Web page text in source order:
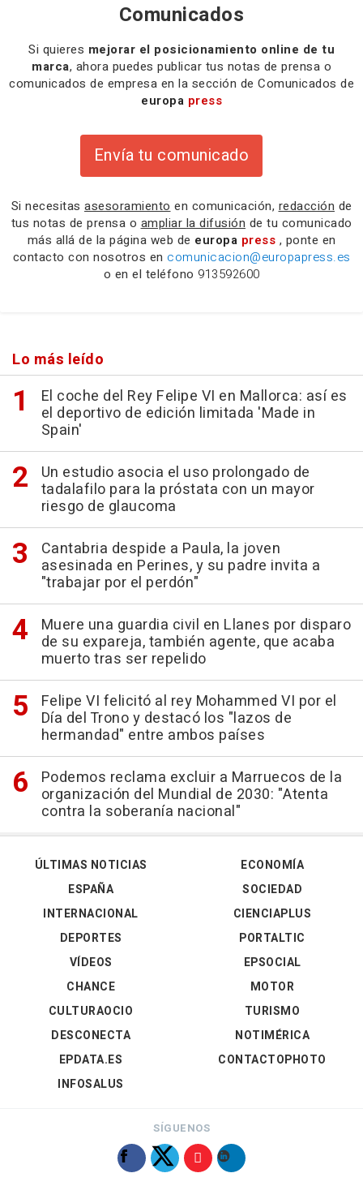
Comunicados
Si quieres mejorar el posicionamiento online de tu
marca, ahora puedes publicar tus notas de prensa o
comunicados de empresa en la sección de Comunicados de
europa press
Envía tu comunicado
Si necesitas asesoramiento en comunicación, redacción de
tus notas de prensa o ampliar la difusión de tu comunicado
más allá de la página web de europa press , ponte en
contacto con nosotros en comunicacion@europapress.es
o en el teléfono 913592600
Lo más leído
El coche del Rey Felipe VI en Mallorca: así es
el deportivo de edición limitada 'Made in
Spain'
Un estudio asocia el uso prolongado de
tadalafilo para la próstata con un mayor
riesgo de glaucoma
Cantabria despide a Paula, la joven
asesinada en Perines, y su padre invita a
"trabajar por el perdón"
Muere una guardia civil en Llanes por disparo
de su expareja, también agente, que acaba
muerto tras ser repelido
Felipe VI felicitó al rey Mohammed VI por el
Día del Trono y destacó los "lazos de
hermandad" entre ambos países
Podemos reclama excluir a Marruecos de la
organización del Mundial de 2030: "Atenta
contra la soberanía nacional"
ÚLTIMAS NOTICIAS
ESPAÑA
INTERNACIONAL
DEPORTES
VÍDEOS
ECONOMÍA
SOCIEDAD
CIENCIAPLUS
PORTALTIC
EPSOCIAL
CHANCE
CULTURAOCIO
DESCONECTA
EPDATA.ES
INFOSALUS
MOTOR
TURISMO
NOTIMÉRICA
CONTACTOPHOTO
SÍGUENOS